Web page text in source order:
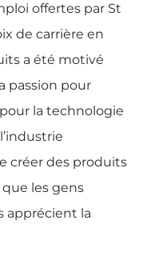
offertes par St
de carrière en
a été motivé
passion pour
la technologie
créer des produits
les gens
apprécient la